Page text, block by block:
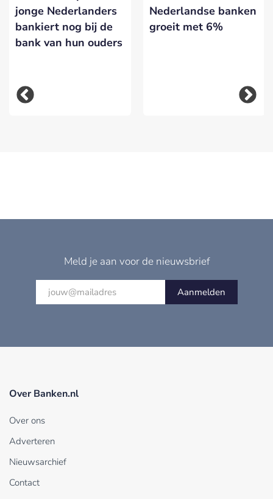
jonge Nederlanders
bankiert nog bij de
bank van hun ouders
Nederlandse banken
groeit met 6%
Meld je aan voor de nieuwsbrief
Aanmelden
Over Banken.nl
Over ons
Adverteren
Nieuwsarchief
Contact